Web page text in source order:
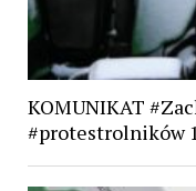
KOMUNIKAT
#protestrolników